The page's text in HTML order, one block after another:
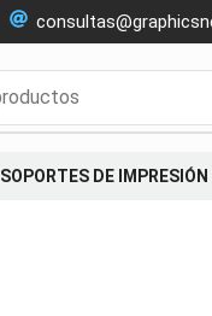
SOPORTES DE IMPRESIÓN